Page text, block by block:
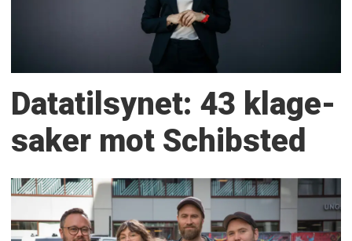
Datatilsynet: 43 klage­
saker mot Schibsted